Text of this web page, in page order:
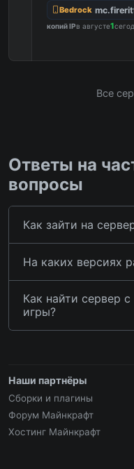
Bedrock
копий IPв августе1
Все
Ответы на
вопросы
Как зайти на
На каких версиях
Как найти сервер
игры?
Наши партнёры
Сборки и плагины
Форум Майнкрафт
Хостинг Майнкрафт